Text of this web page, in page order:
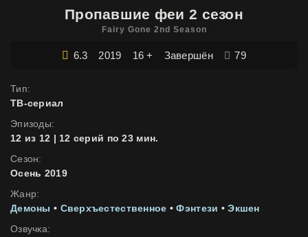
Пропавшие феи 2 сезон
Fairy Gone 2nd Season
6.3 2019 16 + Завершён 79
Тип:
ТВ-сериал
Эпизоды:
12 из 12 | 12 серий по 23 мин.
Сезон:
Осень 2019
Жанр:
Демоны • Сверхъестественное •Фэнтези •Экшен
Озвучка: